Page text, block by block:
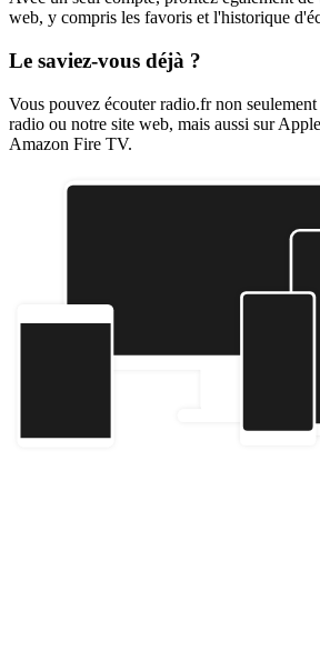
web, y compris les favoris et l'historique
Le saviez-vous déjà ?
Vous pouvez écouter radio.fr non
radio ou notre site web, mais aussi sur
Amazon Fire TV.